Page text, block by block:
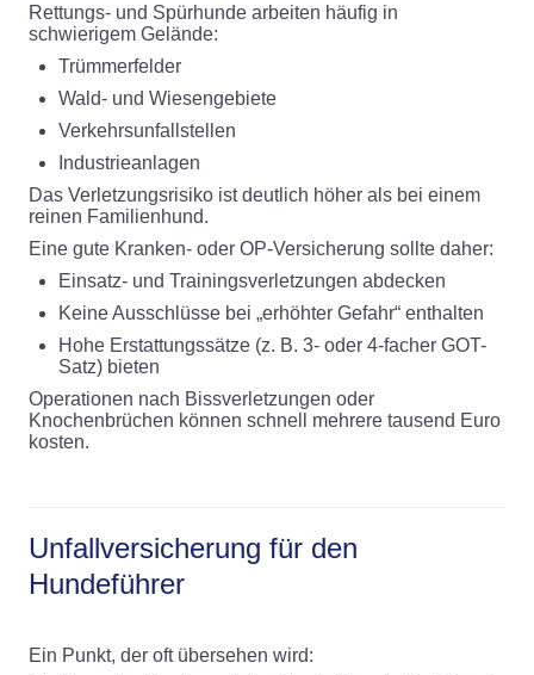
Rettungs- und Spürhunde arbeiten häufig in
schwierigem Gelände:
Trümmerfelder
Wald- und Wiesengebiete
Verkehrsunfallstellen
Industrieanlagen
Das Verletzungsrisiko ist deutlich höher als bei einem
reinen Familienhund.
Eine gute Kranken- oder OP-Versicherung sollte daher:
Einsatz- und Trainingsverletzungen abdecken
Keine Ausschlüsse bei „erhöhter Gefahr“ enthalten
Hohe Erstattungssätze (z. B. 3- oder 4-facher GOT-
Satz) bieten
Operationen nach Bissverletzungen oder
Knochenbrüchen können schnell mehrere tausend Euro
kosten.
Unfallversicherung für den
Hundeführer
Ein Punkt, der oft übersehen wird: